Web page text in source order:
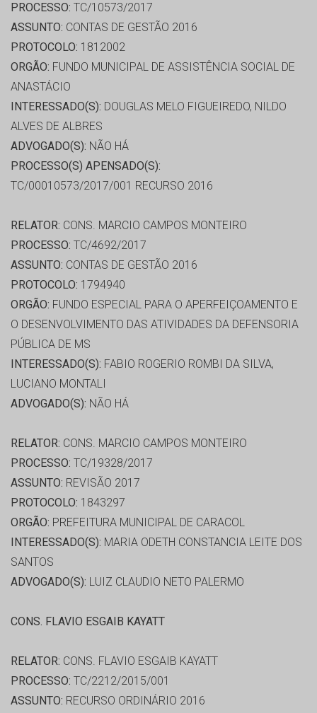
PROCESSO: TC/10573/2017
ASSUNTO: CONTAS DE GESTÃO 2016
PROTOCOLO: 1812002
ORGÃO: FUNDO MUNICIPAL DE ASSISTÊNCIA SOCIAL DE
ANASTÁCIO
INTERESSADO(S): DOUGLAS MELO FIGUEIREDO, NILDO
ALVES DE ALBRES
ADVOGADO(S): NÃO HÁ
PROCESSO(S) APENSADO(S):
TC/00010573/2017/001 RECURSO 2016
RELATOR: CONS. MARCIO CAMPOS MONTEIRO
PROCESSO: TC/4692/2017
ASSUNTO: CONTAS DE GESTÃO 2016
PROTOCOLO: 1794940
ORGÃO: FUNDO ESPECIAL PARA O APERFEIÇOAMENTO E
O DESENVOLVIMENTO DAS ATIVIDADES DA DEFENSORIA
PÚBLICA DE MS
INTERESSADO(S): FABIO ROGERIO ROMBI DA SILVA,
LUCIANO MONTALI
ADVOGADO(S): NÃO HÁ
RELATOR: CONS. MARCIO CAMPOS MONTEIRO
PROCESSO: TC/19328/2017
ASSUNTO: REVISÃO 2017
PROTOCOLO: 1843297
ORGÃO: PREFEITURA MUNICIPAL DE CARACOL
INTERESSADO(S): MARIA ODETH CONSTANCIA LEITE DOS
SANTOS
ADVOGADO(S): LUIZ CLAUDIO NETO PALERMO
CONS. FLAVIO ESGAIB KAYATT
RELATOR: CONS. FLAVIO ESGAIB KAYATT
PROCESSO: TC/2212/2015/001
ASSUNTO: RECURSO ORDINÁRIO 2016